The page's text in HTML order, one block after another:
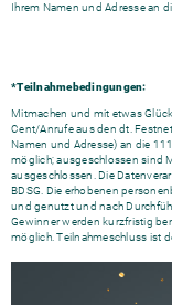
Ihrem Namen und Adresse an
*Teilnahmebedingungen:
Mitmachen und mit etwas
Cent/Anrufe aus den dt.
Namen und Adresse) an die
möglich; ausgeschlossen sind
ausgeschlossen. Die
BDSG. Die erhobenen
und genutzt und nach
Gewinner werden kurzfristig
möglich. Teilnahmeschluss ist